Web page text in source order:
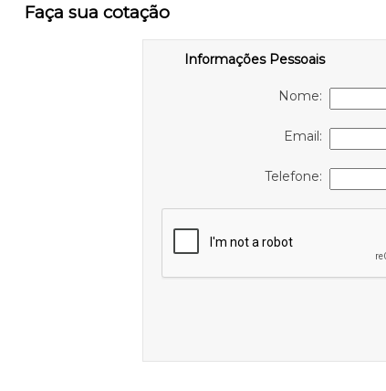
Faça sua cotação
Informações Pessoais
Nome:
Email:
Telefone: